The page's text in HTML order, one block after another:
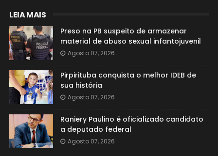
LEIA MAIS
Preso na PB suspeito de armazenar
material de abuso sexual infantojuvenil
Agosto 07, 2026
Pirpirituba conquista o melhor IDEB de
sua história
Agosto 07, 2026
Raniery Paulino é oficializado candidato
a deputado federal
Agosto 07, 2026